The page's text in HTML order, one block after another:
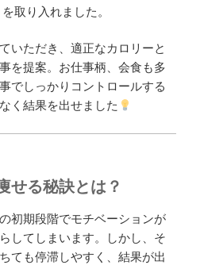
を取り入れました。
いただき、適正なカロリーと
を提案。お仕事柄、会食も多
でしっかりコントロールする
く結果を出せました
せる秘訣とは？
初期段階でモチベーションが
してしまいます。しかし、そ
ても停滞しやすく、結果が出